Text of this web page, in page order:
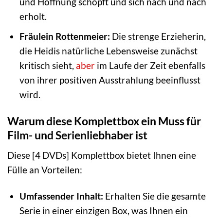
erholt.
Fräulein Rottenmeier: Die strenge Erzieherin,
die Heidis natürliche Lebensweise zunächst
kritisch sieht, aberim Laufe der Zeit ebenfalls
von ihrer positiven Ausstrahlung beeinflusst
wird.
Warum diese Komplettbox ein Muss für
Film- und Serienliebhaber ist
Diese [4 DVDs] Komplettbox bietet Ihnen eine
Fülle an Vorteilen:
Umfassender Inhalt: Erhalten Sie die gesamte
Serie in einer einzigen Box, was Ihnen ein